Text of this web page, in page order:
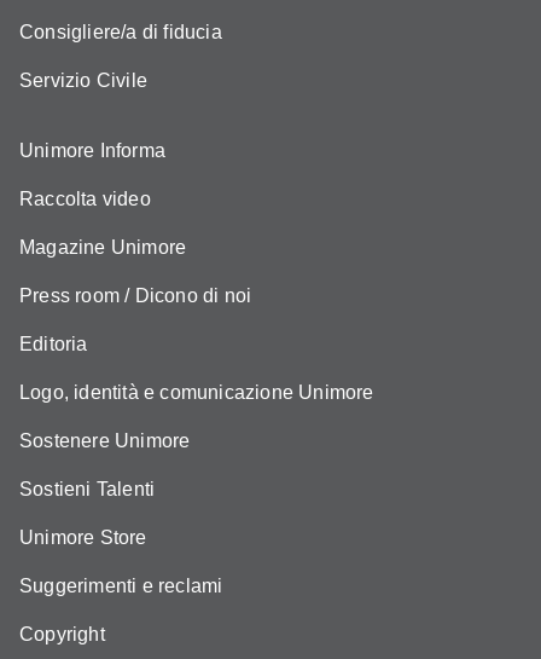
Consigliere/a di fiducia
Servizio Civile
Unimore Informa
Raccolta video
Magazine Unimore
Press room / Dicono di noi
Editoria
Logo, identità e comunicazione Unimore
Sostenere Unimore
Sostieni Talenti
Unimore Store
Suggerimenti e reclami
Copyright